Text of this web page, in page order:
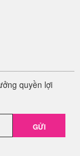
quyền lợi
GỬI